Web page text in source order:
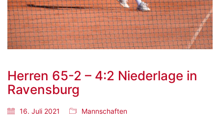
Herren 65-2 – 4:2 Niederlage in
Ravensburg
16. Juli 2021 Mannschaften